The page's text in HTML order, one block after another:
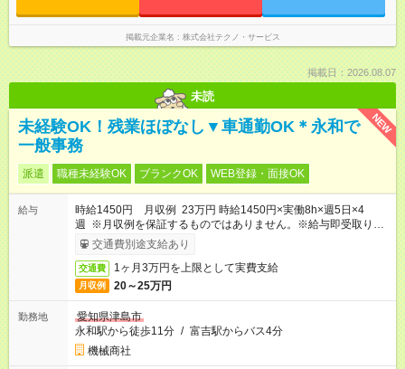
掲載元企業名 株式会社テクノ・サービス
掲載日：2026.08.07
未読
NEW
未経験OK！残業ほぼなし▼車通勤OK＊永和で
一般事務
派遣 職種未経験OK ブランクOK WEB登録・面接OK
給与
時給1450円 月収例 23万円 時給1450円×実働8h×週5日×4
週 ※月収例を保証するものではありません。※給与即受取りサ
ービス利用可（利用条件有）
交通費別途支給あり
交通費 1ヶ月3万円を上限として実費支給
月収例 20～25万円
勤務地
愛知県津島市
永和駅から徒歩11分 / 富吉駅からバス4分
機械商社